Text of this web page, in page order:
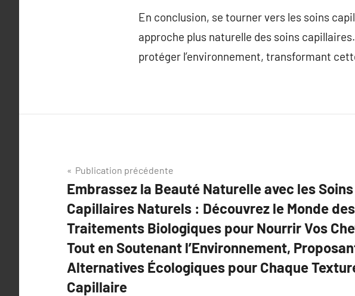
En conclusion, se tourner vers les soins
approche plus naturelle des soins
protéger l’environnement, transformant
Navigation
de
l’article
Publication précédente
Embrassez la Beauté Naturelle avec les Soins
Capillaires Naturels : Découvrez le Monde des
Traitements Biologiques pour Nourrir Vos
Tout en Soutenant l’Environnement,
Alternatives Écologiques pour Chaque
Capillaire